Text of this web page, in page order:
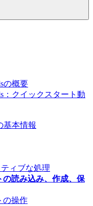
の概要
：クイックスタート動
基本情報
ィブな処理
の読み込み、作成、保
の操作